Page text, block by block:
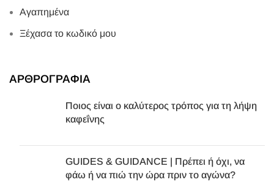
Αγαπημένα
Ξέχασα το κωδικό μου
ΑΡΘΡΟΓΡΑΦΙΑ
Ποιος είναι ο καλύτερος τρόπος για τη λήψη
καφεΐνης
GUIDES & GUIDANCE | Πρέπει ή όχι, να
φάω ή να πιώ την ώρα πριν το αγώνα?